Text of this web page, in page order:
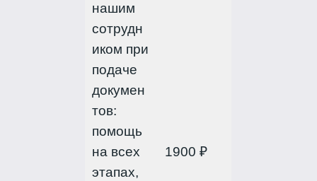
нашим
сотрудн
иком при
подаче
докумен
тов:
помощь
на всех
этапах,
1900 ₽